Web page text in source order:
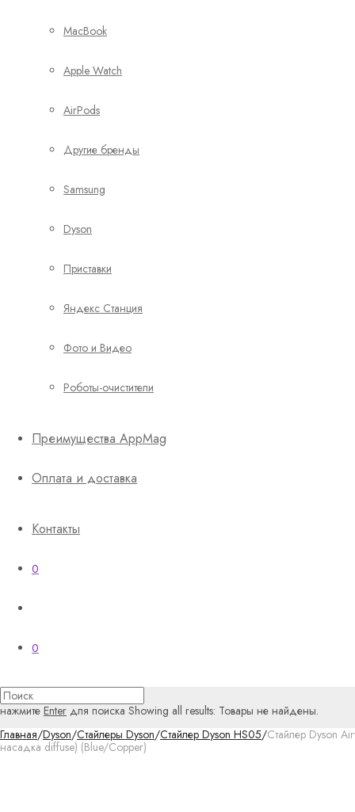
MacBook
Apple Watch
AirPods
Другие бренды
Samsung
Dyson
Приставки
Яндекс Станция
Фото и Видео
Роботы-очистители
Преимущества AppMag
Оплата и доставка
Контакты
0
0
нажмите Enter для поиска Showing all results: Товары не найдены.
Главная/Dyson/Стайлеры Dyson/Стайлер Dyson HS05/Стайлер Dyson
насадка diffuse) (Blue/Copper)